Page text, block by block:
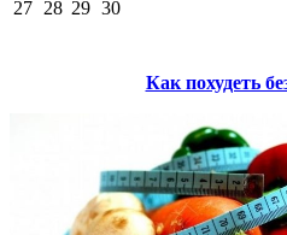
27 28 29 30
Как похудеть